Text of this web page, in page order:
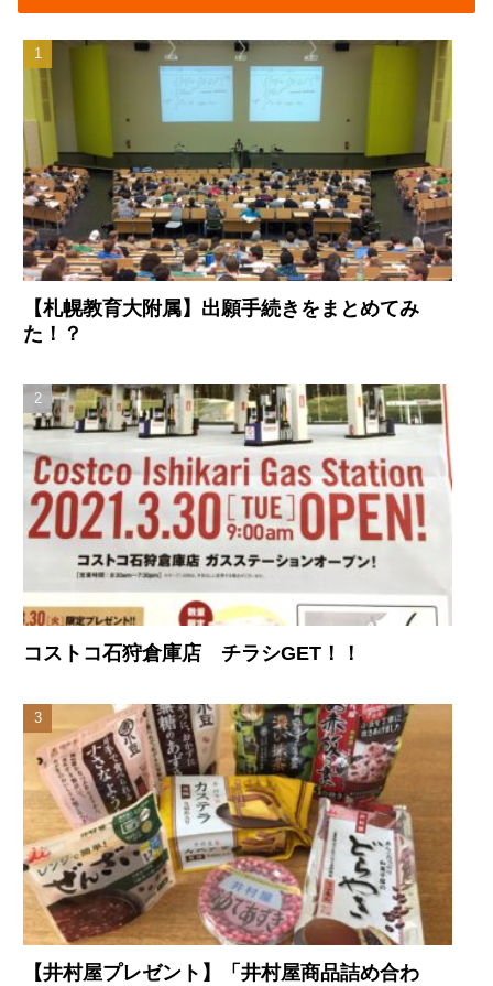
【札幌教育大附属】出願手続きをまとめてみ
た！？
コストコ石狩倉庫店 チラシGET！！
【井村屋プレゼント】「井村屋商品詰め合わ